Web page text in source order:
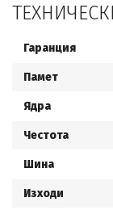
Гаранция
Памет
Ядра
Честота
Шина
Изходи